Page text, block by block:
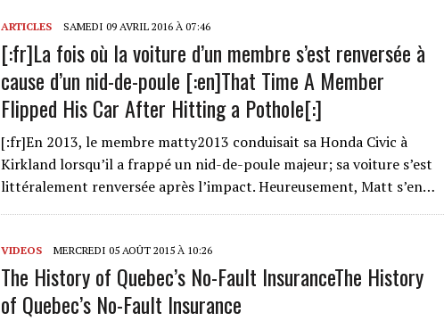
ARTICLES SAMEDI 09 AVRIL 2016 À 07:46
[:fr]La fois où la voiture d’un membre s’est renversée à
cause d’un nid-de-poule [:en]That Time A Member
Flipped His Car After Hitting a Pothole[:]
[:fr]En 2013, le membre matty2013 conduisait sa Honda Civic à
Kirkland lorsqu’il a frappé un nid-de-poule majeur; sa voiture s’est
littéralement renversée après l’impact. Heureusement, Matt s’en…
VIDEOS MERCREDI 05 AOÛT 2015 À 10:26
The History of Quebec’s No-Fault InsuranceThe History
of Quebec’s No-Fault Insurance